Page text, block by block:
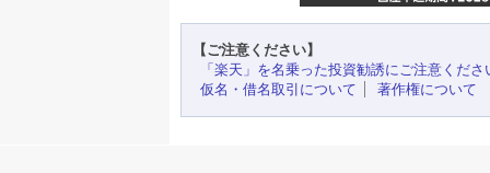
【ご注意ください】
「楽天」を名乗った投資勧誘にご注意くださ
仮名・借名取引について
著作権について